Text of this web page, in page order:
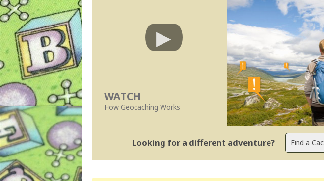
WATCH
How Geocaching Works
Looking for a different adventure?